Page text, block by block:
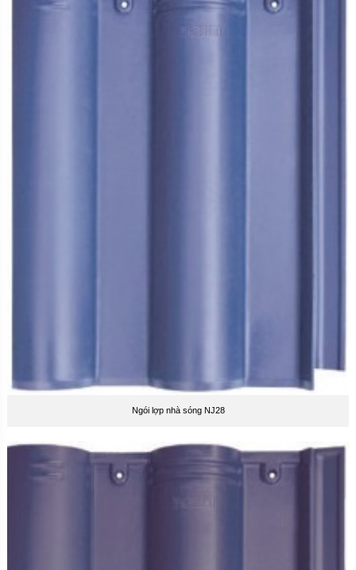
Ngói lợp nhà sóng NJ28